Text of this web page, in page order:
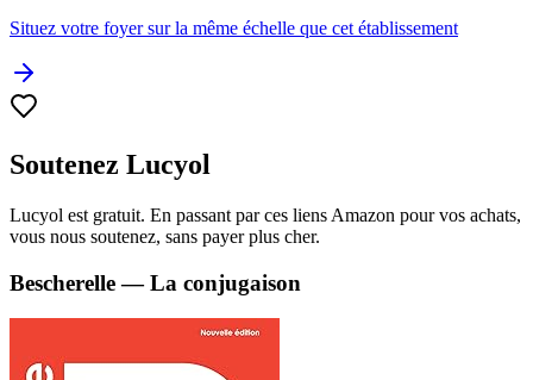
Situez votre foyer sur la même échelle que cet établissement
Soutenez Lucyol
Lucyol est gratuit. En passant par ces liens Amazon pour vos achats,
vous nous soutenez, sans payer plus cher.
Bescherelle — La conjugaison